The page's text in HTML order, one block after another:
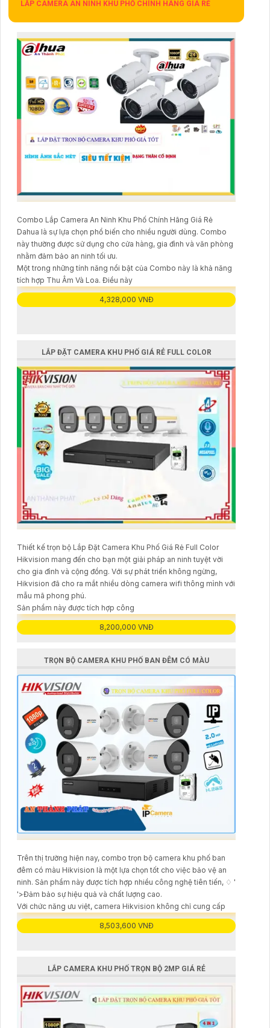
LẮP CAMERA AN NINH KHU PHỐ CHÍNH HÃNG GIÁ RẺ
Combo Lắp Camera An Ninh Khu Phố Chính Hãng Giá Rẻ
Dahua là sự lựa chọn phổ biến cho nhiều người dùng. Combo
này thường được sử dụng cho cửa hàng, gia đình và văn phòng
nhằm đảm bảo an ninh tối ưu.
Một trong những tính năng nổi bật của Combo này là khả năng
tích hợp Thu Âm Và Loa. Điều này
4,328,000 VNĐ
LẮP ĐẶT CAMERA KHU PHỐ GIÁ RẺ FULL COLOR
Thiết kế trọn bộ Lắp Đặt Camera Khu Phố Giá Rẻ Full Color
Hikvision mang đến cho bạn một giải pháp an ninh tuyệt vời
cho gia đình và cộng đồng. Với sự phát triển không ngừng,
Hikvision đã cho ra mắt nhiều dòng camera wifi thông mình với
mẫu mã phong phú.
Sản phẩm này được tích hợp công
8,200,000 VNĐ
TRỌN BỘ CAMERA KHU PHỐ BAN ĐÊM CÓ MÀU
Trên thị trường hiện nay, combo trọn bộ camera khu phố ban
đêm có màu Hikvision là một lựa chọn tốt cho việc bảo vệ an
ninh. Sản phẩm này được tích hợp nhiều công nghệ tiên tiến, ♢ '
'>Đảm bảo sự hiệu quả và chất lượng cao.
Với chức năng ưu việt, camera Hikvision không chỉ cung cấp
8,503,600 VNĐ
LẮP CAMERA KHU PHỐ TRỌN BỘ 2MP GIÁ RẺ